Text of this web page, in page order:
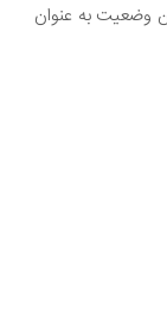
وضعیت به عنوان